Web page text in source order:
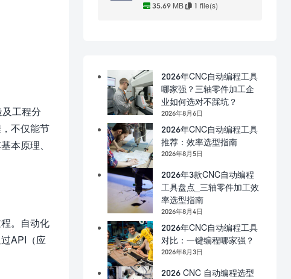
工程分
不仅能节
本原理、
。自动化
API（应
35.69 MB 1 file(s)
2026年CNC自动编程工具
哪家强？三轴零件加工企
业如何选对不踩坑？
2026年8月6日
2026年CNC自动编程工具
推荐：效率选型指南
2026年8月5日
2026年3款CNC自动编程
工具盘点_三轴零件加工效
率选型指南
2026年8月4日
2026年CNC自动编程工具
对比：一键编程哪家强？
2026年8月3日
2026 CNC 自动编程选型